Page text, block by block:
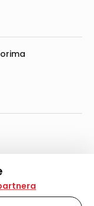
i slične
informacija na